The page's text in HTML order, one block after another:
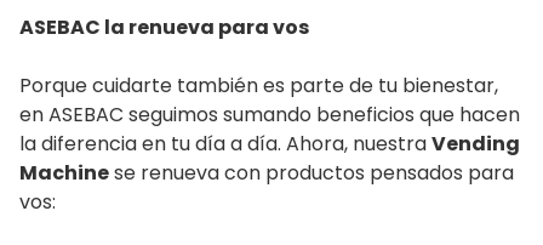
ASEBAC la renueva para vos
Porque cuidarte también es parte de tu bienestar,
en ASEBAC seguimos sumando beneficios que hacen
la diferencia en tu día a día. Ahora, nuestraVending
Machinese renueva con productos pensados para
vos: